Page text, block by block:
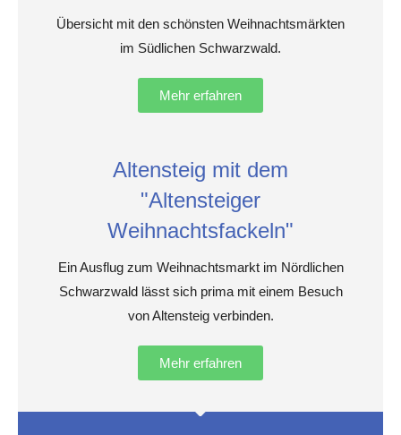
Übersicht mit den schönsten Weihnachtsmärkten
im Südlichen Schwarzwald.
Mehr erfahren
Altensteig mit dem
"Altensteiger
Weihnachtsfackeln"
Ein Ausflug zum Weihnachtsmarkt im Nördlichen
Schwarzwald lässt sich prima mit einem Besuch
von Altensteig verbinden.
Mehr erfahren